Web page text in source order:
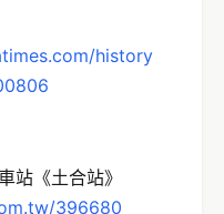
history
站《土合站》
396680